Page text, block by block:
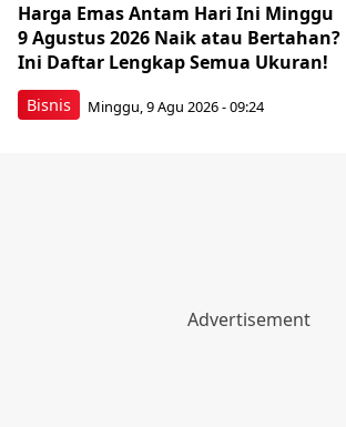
Bisnis
Harga Emas Antam Hari Ini Minggu
9 Agustus 2026 Naik atau Bertahan?
Ini Daftar Lengkap Semua Ukuran!
Minggu, 9 Agu 2026 - 09:24